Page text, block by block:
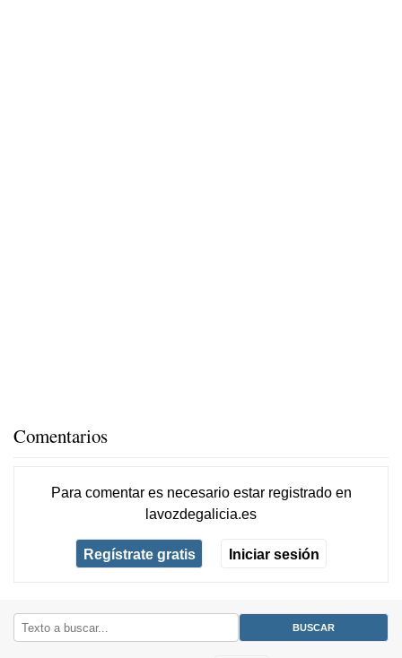
Comentarios
Para comentar es necesario estar registradoen
lavozdegalicia.es
Regístrate gratis Iniciar sesión